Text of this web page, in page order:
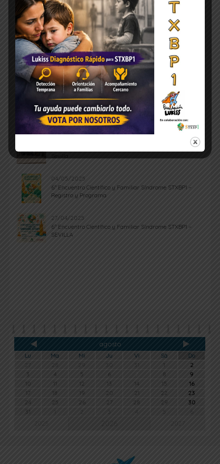
ÚLTIMAS NOTICIAS
Así fue el 6º Encuentro Científico y Familiar STXBP1 en
04/05/2025
6º Encuentro Científico y Familiar Síndrome STXBP1 –
Registro y Programa
27/04/2025
6º Encuentro Científico y Familiar Síndrome STXBP1 –
SEVILLA
agosto
Lu Ma Mi Ju Vi Sá
Do
27
28 29 30 31 1
2
3
4 5 6 8
9
10
11 12 13 14 15
16
17
18 19 20 21 22
23
24
25 26 27 28 29
30
31
2 3 4 5 6
2027